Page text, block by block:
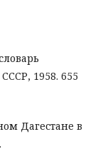
1958. 655
Дагестане в